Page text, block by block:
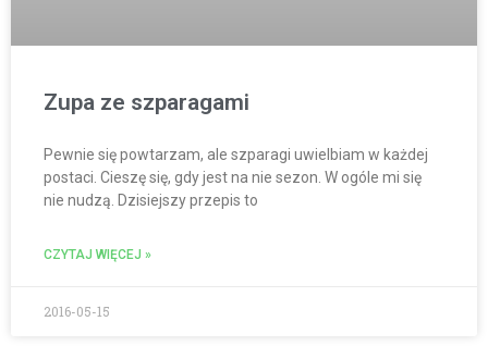
Zupa ze szparagami
Pewnie się powtarzam, ale szparagi uwielbiam w każdej
postaci. Cieszę się, gdy jest na nie sezon. W ogóle mi się
nie nudzą. Dzisiejszy przepis to
CZYTAJ WIĘCEJ »
2016-05-15